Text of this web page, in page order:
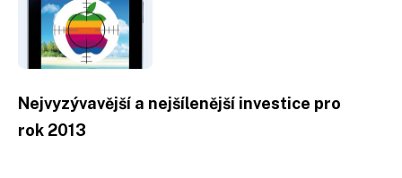
Nejvyzývavější a nejšílenější investice pro
rok 2013